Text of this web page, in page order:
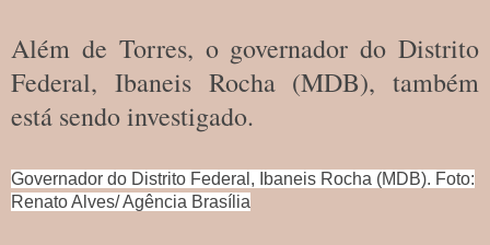
Além de Torres, o governador do Distrito
Federal, Ibaneis Rocha (MDB), também
está sendo investigado.
Governador do Distrito Federal, Ibaneis Rocha (MDB). Foto:
Renato Alves/ Agência Brasília